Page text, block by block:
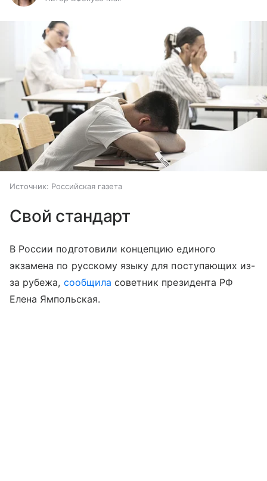
Источник: Российская газета
Свой стандарт
В России подготовили концепцию единого
экзамена по русскому языку для поступающих из-
за рубежа, сообщила советник президента РФ
Елена Ямпольская.